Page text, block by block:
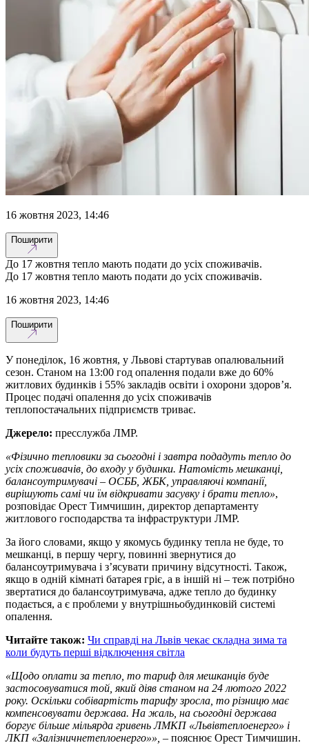
16 жовтня 2023, 14:46
Поширити
До 17 жовтня тепло мають подати до усіх споживачів.
До 17 жовтня тепло мають подати до усіх споживачів.
16 жовтня 2023, 14:46
Поширити
У понеділок, 16 жовтня, у Львові стартував опалювальний
сезон. Станом на 13:00 год опалення подали вже до 60%
житлових будинків і 55% закладів освіти і охорони здоров’я.
Процес подачі опалення до усіх споживачів
теплопостачальних підприємств триває.
Джерело: пресслужба ЛМР.
«Фізично тепловики за сьогодні і завтра подадуть тепло до
усіх споживачів, до входу у будинки. Натомість мешканці,
балансоутримувачі – ОСББ, ЖБК, управляючі компанії,
вирішують самі чи їм відкривати засувку і брати тепло»,
розповідає Орест Тимчишин, директор департаменту
житлового господарства та інфраструктури ЛМР.
За його словами, якщо у якомусь будинку тепла не буде, то
мешканці, в першу чергу, повинні звернутися до
балансоутримувача і з’ясувати причину відсутності. Також,
якщо в одній кімнаті батарея гріє, а в іншій ні – теж потрібно
звертатися до балансоутримувача, адже тепло до будинку
подається, а є проблеми у внутрішньобудинковій системі
опалення.
Читайте також: Чи справді на Львів чекає складна зима та
коли будуть перші відключення світла
«Щодо оплати за тепло, то тариф для мешканців буде
застосовуватися той, який діяв станом на 24 лютого 2022
року. Оскільки собівартість тарифу зросла, то різницю має
компенсовувати держава. На жаль, на сьогодні держава
боргує більше мільярда гривень ЛМКП «Львівтеплоенерго» і
ЛКП «Залізничнетеплоенерго»», – пояснює Орест Тимчишин.